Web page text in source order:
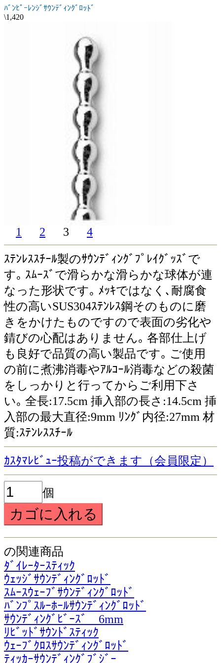
ﾊﾞﾝﾋﾟｰﾚﾝｼﾞｻｳﾝﾃﾞｨﾝｸﾞﾛｯﾄﾞ
\1,420
1 2 3 4
ｽﾃﾝﾚｽｽﾁｰﾙ製のｻｳﾝﾃﾞｨﾝｸﾞﾌﾟﾚｲｸﾞｯｽﾞで
す｡ ｽﾑｰｽﾞで滑らかな滑らかな球体が連
なった形状です｡ ﾒｯｷではなく､耐腐食
性の高いSUS304ｽﾃﾝﾚｽ鋼そのものに磨
きをかけたものですので表面の劣化や
錆びの心配はありません｡ 各部仕上げ
も良好で品質の高い製品です｡ ご使用
の前に煮沸消毒やｱﾙｺｰﾙ消毒などの殺菌
をしっかりと行ってからご利用下さ
い｡ 全長:17.5cm 挿入部の長さ:14.5cm 挿
入部の最大直径:9mm ﾘﾝｸﾞ内径:27mm 材
質:ｽﾃﾝﾚｽｽﾁｰﾙ
ｶｽﾀﾏﾚﾋﾞｭｰ投稿ができます（会員限定）
個
の関連商品
ﾀﾞｲﾚｰﾀｰｽﾃｨｯｸ
ｳｪｯｼﾞｻｳﾝﾃﾞｨﾝｸﾞﾛｯﾄﾞ
ｽﾑｰｽｳｪｰﾌﾞｻｳﾝﾃﾞｨﾝｸﾞﾛｯﾄﾞ
ﾊﾞﾝﾌﾟｽﾙｰﾎｰﾙｻｳﾝﾃﾞｨﾝｸﾞﾛｯﾄﾞ
ｻｳﾝﾃﾞｨﾝｸﾞﾋﾞｰｽﾞ 6mm
ﾘﾋﾞｯﾄﾞｻｳﾝﾄﾞｽﾃｨｯｸ
ｳｪｰﾌﾞｸﾛｽｻｳﾝﾃﾞｨﾝｸﾞﾛｯﾄﾞ
ﾃｨｯｶｰｻｳﾝﾃﾞｨﾝｸﾞﾌﾞｼﾞｰ